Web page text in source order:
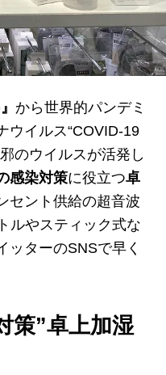
から世界的パンデミ
ウイルス“COVID-19
のウイルスが活発し
感染対策に役立つ卓
セント供給の超音波
ルやスティック式な
ッターのSNSで早く
策”卓上加湿